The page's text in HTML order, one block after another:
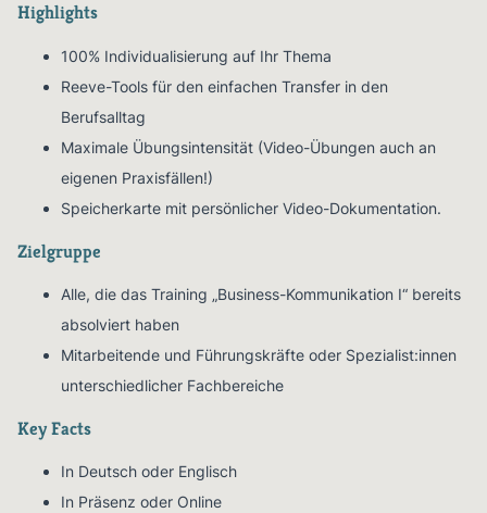
Highlights
100% Individualisierung auf Ihr Thema
Reeve-Tools für den einfachen Transfer in den
Berufsalltag
Maximale Übungsintensität (Video-Übungen auch an
eigenen Praxisfällen!)
Speicherkarte mit persönlicher Video-Dokumentation.
Zielgruppe
Alle, die das Training „Business-Kommunikation I“ bereits
absolviert haben
Mitarbeitende und Führungskräfte oder Spezialist:innen
unterschiedlicher Fachbereiche
Key Facts
In Deutsch oder Englisch
In Präsenz oder Online